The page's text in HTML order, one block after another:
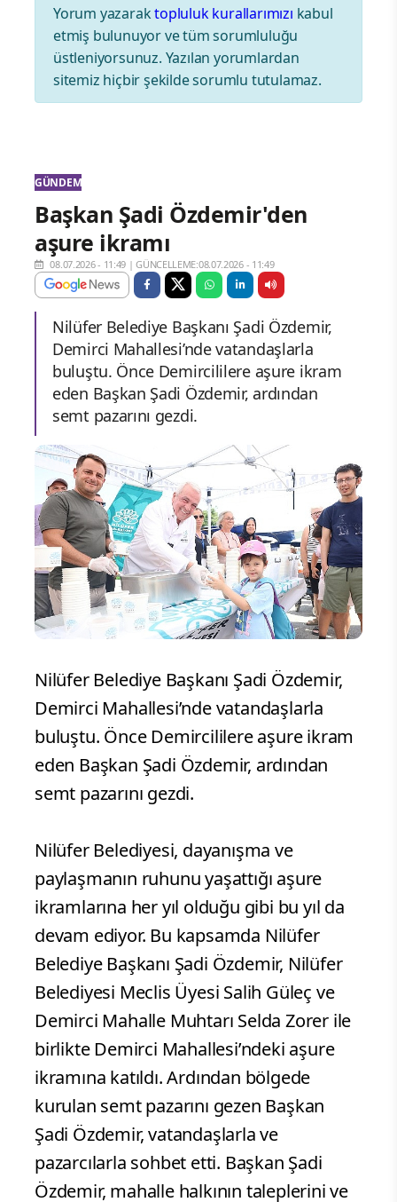
Yorum yazaraktopluluk kurallarımızı kabul
etmiş bulunuyor ve tüm sorumluluğu
üstleniyorsunuz. Yazılan yorumlardan
sitemiz hiçbir şekilde sorumlu tutulamaz.
GÜNDEM
Başkan Şadi Özdemir'den
aşure ikramı
08.07.2026 - 11:49 |GÜNCELLEME:08.07.2026 - 11:49
Nilüfer Belediye Başkanı Şadi Özdemir,
Demirci Mahallesi’nde vatandaşlarla
buluştu. Önce Demircililere aşure ikram
eden Başkan Şadi Özdemir, ardından
semt pazarını gezdi.
Nilüfer Belediye Başkanı Şadi Özdemir,
Demirci Mahallesi’nde vatandaşlarla
buluştu. Önce Demircililere aşure ikram
eden Başkan Şadi Özdemir, ardından
semt pazarını gezdi.
Nilüfer Belediyesi, dayanışma ve
paylaşmanın ruhunu yaşattığı aşure
ikramlarına her yıl olduğu gibi bu yıl da
devam ediyor. Bu kapsamda Nilüfer
Belediye Başkanı Şadi Özdemir, Nilüfer
Belediyesi Meclis Üyesi Salih Güleç ve
Demirci Mahalle Muhtarı Selda Zorer ile
birlikte Demirci Mahallesi’ndeki aşure
ikramına katıldı. Ardından bölgede
kurulan semt pazarını gezen Başkan
Şadi Özdemir, vatandaşlarla ve
pazarcılarla sohbet etti. Başkan Şadi
Özdemir, mahalle halkının taleplerini ve